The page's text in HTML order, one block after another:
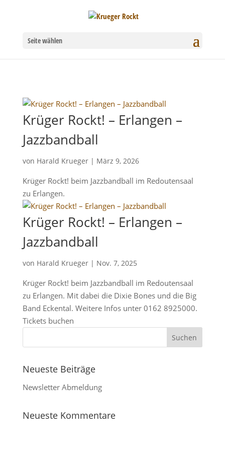
Seite wählen
Krüger Rockt! – Erlangen –
Jazzbandball
von Harald Krueger| März 9, 2026
Krüger Rockt! beim Jazzbandball im Redoutensaal
zu Erlangen.
Krüger Rockt! – Erlangen –
Jazzbandball
von Harald Krueger| Nov. 7, 2025
Krüger Rockt! beim Jazzbandball im Redoutensaal
zu Erlangen. Mit dabei die Dixie Bones und die Big
Band Eckental. Weitere Infos unter 0162 8925000.
Tickets buchen
Neueste Beiträge
Newsletter Abmeldung
Neueste Kommentare